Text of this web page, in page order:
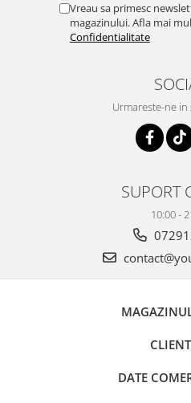
Vreau sa primesc
magazinului. Afla mai
Confidentialitate
Urmareste-ne in
SUPORT
10:00 -
DATE